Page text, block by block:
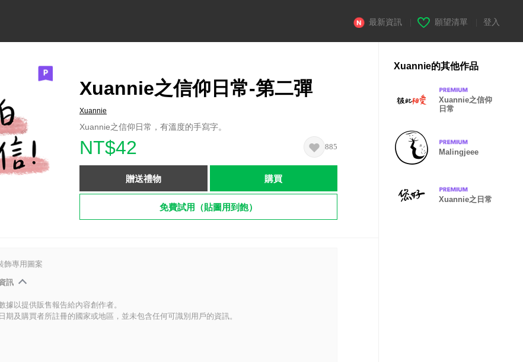
最新資訊 願望清單 登入
Xuannie之信仰日常-第二彈
Xuannie
Xuannie之信仰日常，有溫度的手寫字。
NT$42 885
贈送禮物 購買
免費試用（貼圖用到飽）
飾專用圖案
訊
據以提供販售報告給內容創作者。
期及購買者所註冊的國家或地區，並未包含任何可識別用戶的資訊。
Xuannie的其他作品
Xuannie之信仰
日常
Malingjeee
Xuannie之日常